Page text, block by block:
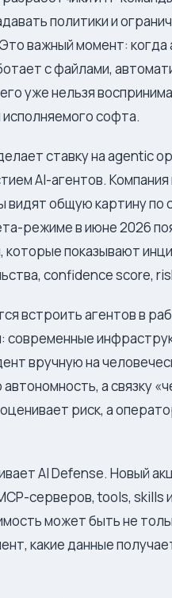
политики и
важный момент: когда
с файлами,
уже нельзя
софта.
ставку на agentic
AI-агентов.
видят общую картину по
режиме в июне 2026
которые показывают
confidence score,
встроить агентов в
современные
вручную на
а связку
риск, а
AI Defense. Новый
серверов, tools, skills
может быть не
какие данные